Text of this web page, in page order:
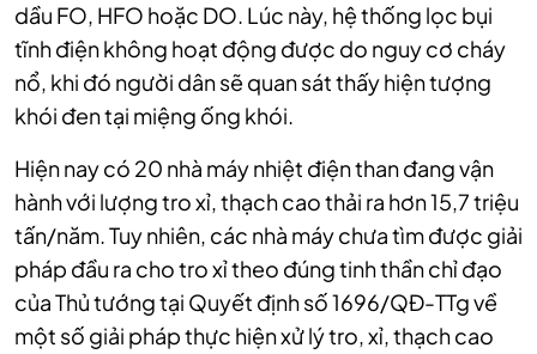
dầu FO, HFO hoặc DO. Lúc này, hệ thống lọc bụi
tĩnh điện không hoạt động được do nguy cơ cháy
nổ, khi đó người dân sẽ quan sát thấy hiện tượng
khói đen tại miệng ống khói.
Hiện nay có 20 nhà máy nhiệt điện than đang vận
hành với lượng tro xỉ, thạch cao thải ra hơn 15,7 triệu
tấn/năm. Tuy nhiên, các nhà máy chưa tìm được giải
pháp đầu ra cho tro xỉ theo đúng tinh thần chỉ đạo
của Thủ tướng tại Quyết định số 1696/QĐ-TTg về
một số giải pháp thực hiện xử lý tro, xỉ, thạch cao